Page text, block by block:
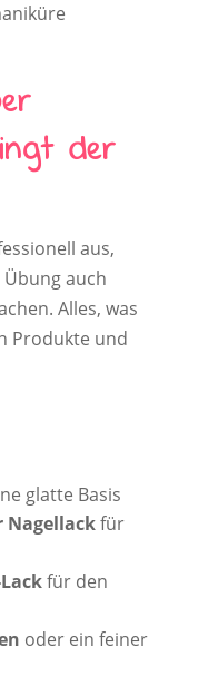
der
aus,
auch
Alles, was
Produkte und
glatte Basis
Nagellackfür
für den
oder ein feiner